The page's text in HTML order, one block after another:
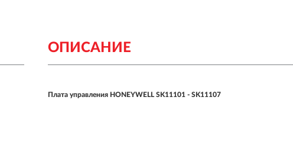
ОПИСАНИЕ
Плата управления HONEYWELL SK11101 - SK11107